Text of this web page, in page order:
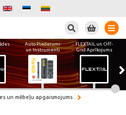
Auto Piederumi
un Instrumenti
FLEXTAIL un Off-
Grid Aprīkojums
un mēbeļu apgaismojums